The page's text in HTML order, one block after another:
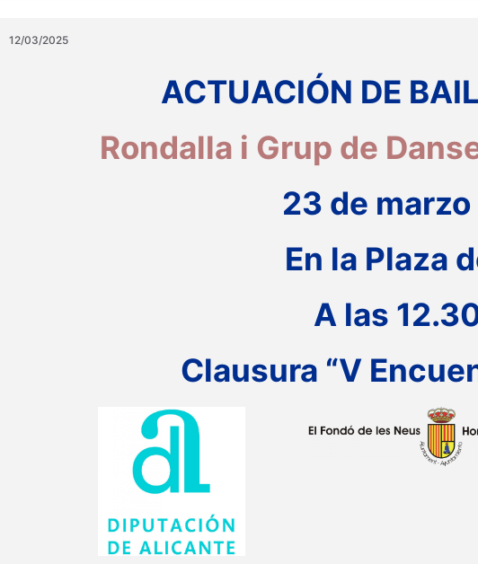
12/03/2025
ACTUACIÓN DE
Rondalla i Grup de
23 de
En la Plaza
A las
Clausura “V